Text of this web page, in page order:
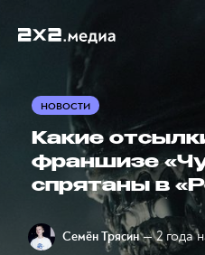
НОВОСТИ
Какие
франшизе
спрятаны в
Семён Трясин — 2 года